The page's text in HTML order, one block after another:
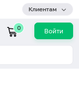
Клиентам
0 Войти